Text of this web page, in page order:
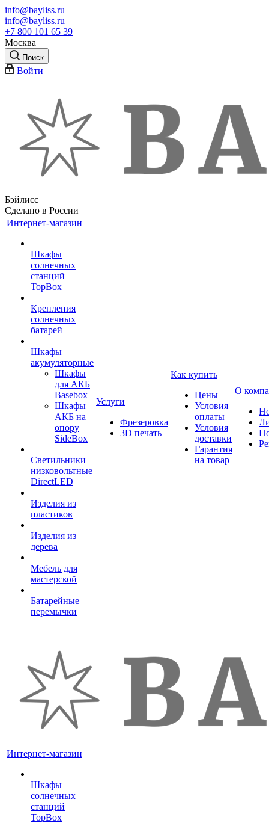
info@bayliss.ru
info@bayliss.ru
+7 800 101 65 39
Москва
Поиск
Войти
Бэйлисс
Сделано в России
Интернет-магазин
Шкафы
солнечных
станций
TopBox
Крепления
солнечных
батарей
Шкафы
акумуляторные
Шкафы
для АКБ
Basebox
Шкафы
АКБ на
опору
SideBox
Светильники
низковольтные
DirectLED
Изделия из
пластиков
Изделия из
дерева
Мебель для
мастерской
Батарейные
перемычки
Услуги
Фрезеровка
3D печать
Как купить
Цены
Условия
оплаты
Условия
доставки
Гарантия
на товар
О
Интернет-магазин
Шкафы
солнечных
станций
TopBox